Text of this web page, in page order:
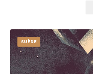
SUÈDE